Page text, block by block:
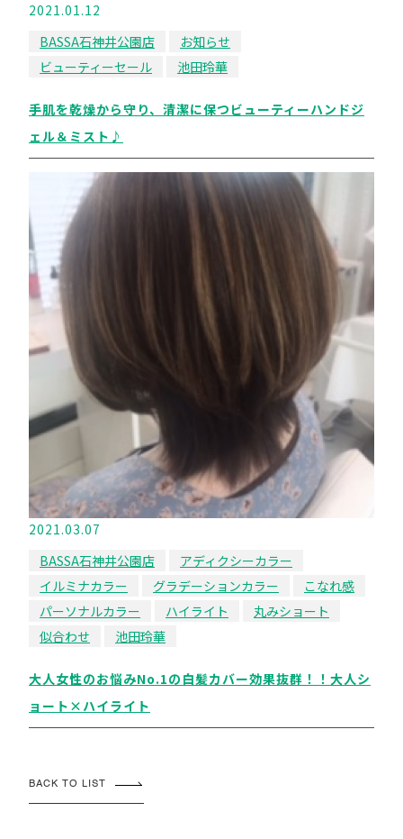
2021.01.12
BASSA石神井公園店
お知らせ
ビューティーセール
池田玲華
手肌を乾燥から守り、清潔に保つビューティーハンドジ
ェル＆ミスト♪
2021.03.07
BASSA石神井公園店
アディクシーカラー
イルミナカラー
グラデーションカラー
こなれ感
パーソナルカラー
ハイライト
丸みショート
似合わせ
池田玲華
大人女性のお悩みNo.1の白髪カバー効果抜群！！大人シ
ョート×ハイライト
BACK TO LIST